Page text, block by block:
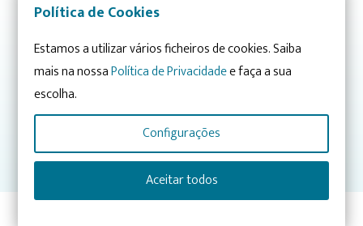
Já conhece os nossos projetos? Descubra-os nas Áreas de
Atuação:
CONHECIMENTO
SENSIBILIZAÇÃO
CRESCIMENTO E ENVOLVIMENTO
Política de Cookies
Estamos a utilizar vários ficheiros de cookies. Saiba
mais na nossaPolítica de Privacidadee faça a sua
escolha.
Configurações
Aceitar todos